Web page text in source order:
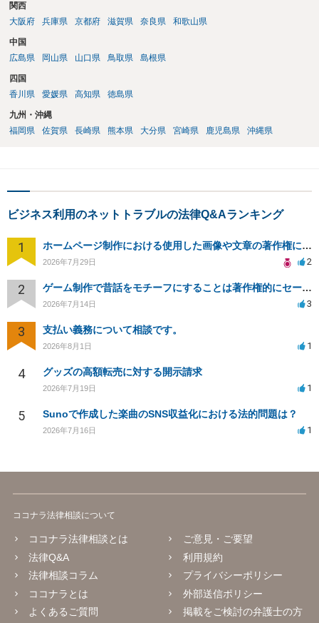
関西
大阪府
兵庫県 京都府 滋賀県 奈良県 和歌山県
中国
広島県
岡山県 山口県 鳥取県 島根県
四国
香川県
愛媛県 高知県 徳島県
九州・沖縄
福岡県
佐賀県 長崎県 熊本県 大分県 宮崎県 鹿児島県 沖縄県
ビジネス利用のネットトラブルの法律Q&Aランキング
1 ホームページ制作における使用した画像や文章の著作権について
2026年7月29日 2
2 ゲーム制作で昔話をモチーフにすることは著作権的にセーフかどうか
2026年7月14日 3
3 支払い義務について相談です。
2026年8月1日 1
4 グッズの高額転売に対する開示請求
2026年7月19日 1
5 Sunoで作成した楽曲のSNS収益化における法的問題は？
2026年7月16日 1
ココナラ法律相談について
ココナラ法律相談とは
法律Q&A
法律相談コラム
ココナラとは
よくあるご質問
ご意見・ご要望
利用規約
プライバシーポリシー
外部送信ポリシー
掲載をご検討の弁護士の方